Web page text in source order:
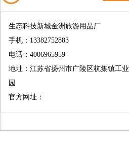
生态科技新城金洲旅游用品厂
手机：13382752883
电话：4006965959
地址：江苏省扬州市广陵区杭集镇工业
园
官方网址：